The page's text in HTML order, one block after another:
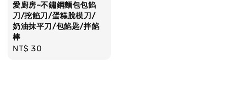
愛廚房~不鏽鋼麵包包餡
刀/挖餡刀/蛋糕脫模刀/
奶油抹平刀/包餡匙/拌餡
棒
Regular
NT$ 30